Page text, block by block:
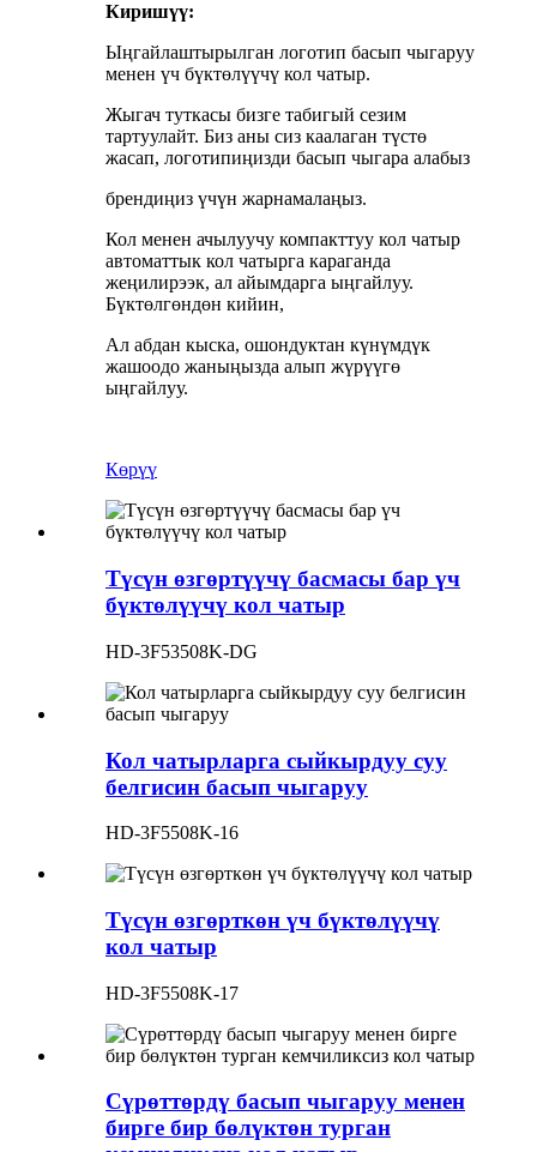
Киришүү:
Ыңгайлаштырылган логотип басып чыгаруу
менен үч бүктөлүүчү кол чатыр.
Жыгач туткасы бизге табигый сезим
тартуулайт. Биз аны сиз каалаган түстө
жасап, логотипиңизди басып чыгара алабыз
брендиңиз үчүн жарнамалаңыз.
Кол менен ачылуучу компакттуу кол чатыр
автоматтык кол чатырга караганда
жеңилирээк, ал айымдарга ыңгайлуу.
Бүктөлгөндөн кийин,
Ал абдан кыска, ошондуктан күнүмдүк
жашоодо жаныңызда алып жүрүүгө
ыңгайлуу.
Көрүү
Түсүн өзгөртүүчү басмасы бар үч
бүктөлүүчү кол чатыр
HD-3F53508K-DG
Кол чатырларга сыйкырдуу суу
белгисин басып чыгаруу
HD-3F5508K-16
Түсүн өзгөрткөн үч бүктөлүүчү
кол чатыр
HD-3F5508K-17
Сүрөттөрдү басып чыгаруу менен
бирге бир бөлүктөн турган